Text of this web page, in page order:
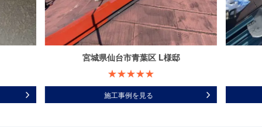
宮城県仙台市青葉区 L様邸
施工事例を見る